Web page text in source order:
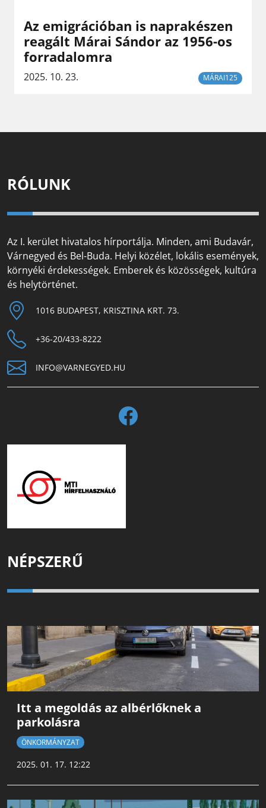
Az emigrációban is naprakészen
reagált Márai Sándor az 1956-os
forradalomra
2025. 10. 23. MÁRAI125
RÓLUNK
Az I. kerület hivatalos hírportálja. Minden, ami Budavár,
Várnegyed és Bel-Buda. Helyi közélet, lokális események,
környéki érdekességek. Emberek és közösségek, kultúra
és helytörténet.
1016 BUDAPEST, KRISZTINA KRT. 73.
+36-20/433-8222
INFO@VARNEGYED.HU
NÉPSZERŰ
Itt a megoldás az albérlőknek a
parkolásra
ÖNKORMÁNYZAT
2025. 01. 17. 12:22